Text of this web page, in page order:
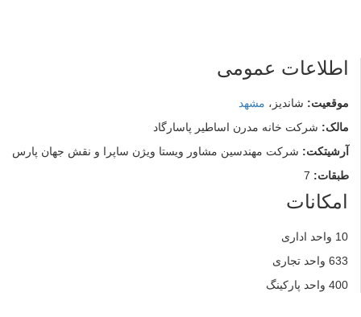
اطلاعات عمومی
موقعیت: شاندیز، مشهد
مالک: شرکت خانه مدرن اساطیر پاسارگاد
آرشیتکت: شرکت مهندسین مشاور ویستا ویژن ساپرا و نقش جهان پارس
طبقات: 7
امکانات
10 واحد اداری
633 واحد تجاری
400 واحد پارکینگ